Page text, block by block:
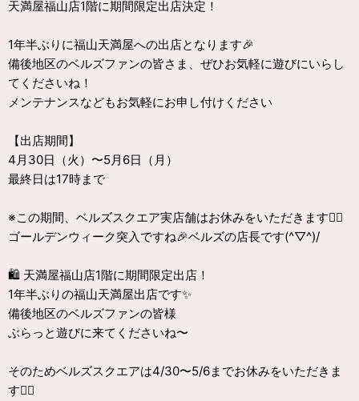
天満屋福山店1階に期間限定出店決定！
1年半ぶりに福山天満屋への出店となります🎉
備後地区のベルズファンの皆さま、ぜひお気軽に遊びにいらし
てくださいね！
メンテナンスなどもお気軽にお申し付けください
【出店期間】
4月30日（火）〜5月6日（月）
最終日は17時まで
※この期間、ベルズスクエア実店舗はお休みをいただきます🙇‍♀️
ゴールデンウィーク突入ですね🎉ベルズの店長です(^▽^)/
🛍 天満屋福山店1階に期間限定出店！
1年半ぶりの福山天満屋出店です✨
備後地区のベルズファンの皆様
ぶらっと遊びに来てくださいね〜
そのためベルズスクエアは4/30〜5/6までお休みをいただきま
す🙇‍♀️